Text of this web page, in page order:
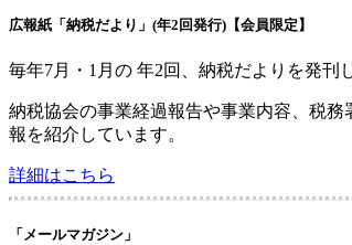
広報紙「納税だより」 (年2回発行) 【会員限定】
毎年7月・1月の 年2回、納税だよりを発刊
納税協会の事業経過報告や事業内容、税
報を紹介しています。
詳細はこちら
「メールマガジン」